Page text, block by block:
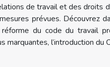
de travail et des droits
prévues. Découvrez
du code du travail
l’introduction